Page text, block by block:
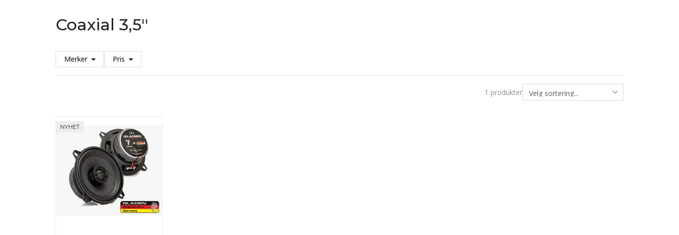
Coaxial 3,5''
Merker Pris
1 produkter
NYHET